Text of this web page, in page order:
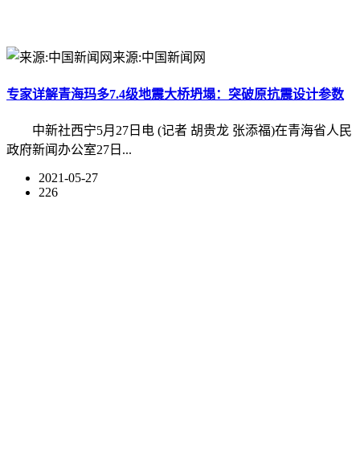
来源:中国新闻网
专家详解青海玛多7.4级地震大桥坍塌：突破原抗震设计参数
中新社西宁5月27日电 (记者 胡贵龙 张添福)在青海省人民
政府新闻办公室27日...
2021-05-27
226